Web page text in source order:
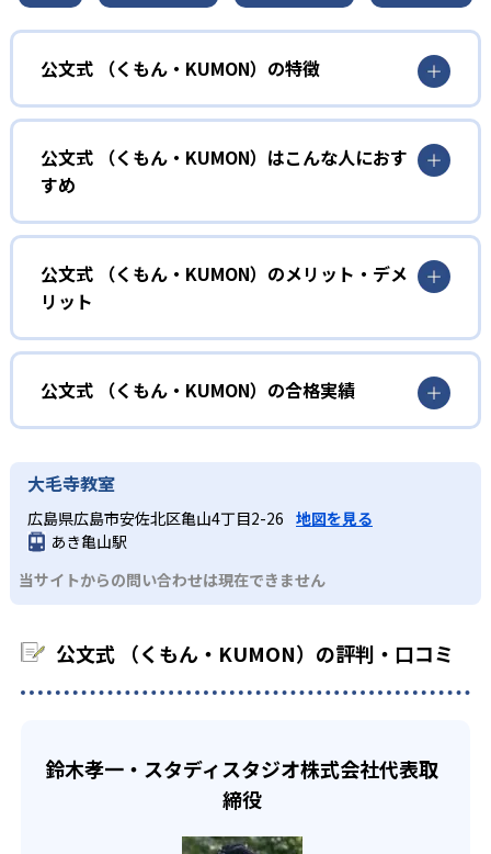
公文式 （くもん・KUMON）の特徴
01
無学年式の学力別学習
KUMONでは、年齢や学年にとらわれずに、一人ひとりの学
力に応じたレベルから学習を始めている。
確実に100点が取れるレベルから少しずつ難易度を上げてい
しさを経験できる。
ルステップで進んでいけるよう工夫されている。このスタ
イルは子どもの学習意欲をかき立てるため、教えてもらう
という受け身の姿勢ではなく、自ら進んで学ぶ姿勢を身に
つけられるだろう。
また、自学学習スタイルで学ぶ子どもたちは、自らの学習
課題に気がつくようになる。学年を超えた範囲も学習でき
るため、早い時期から高校教材に進む生徒もいる。
03 フレキシブルな受講スタイル
でも週2回受講できる。そのため、部活や他の習い事で忙し
らのオンライン受講と通室を組み合わせることも可能だ。
公文式 （くもん・KUMON）はこんな人におす
すめ
幼児
小学校に入る準備をしたい幼児向け
KUMONでは細かいステップに分かれた教材で、わかる楽し
さを経験しながら無理なく力を高めていける。
性格や学習への取り組み姿勢に合わせて内容も調整するた
め、小学校に入ってもつまずきにくい学力を身につけられ
るだろう。
中学に向けて苦手教科を克服したい子ども向け
KUMONでは経験豊富な先生が、子どものやる気を引き出せ
るよう適切なヒントを与えたり、声かけをしたりしてい
少しずつ苦手意識を克服できるだろう。
部活や習い事と両立したい生徒向け
KUMONでは、一人ひとりの学習状況やスケジュールに合わ
宿題の量や進め方に関しては、いつでも気軽に相談可能
だ。
公文式 （くもん・KUMON）のメリット・デメ
リット
どんなメリットがある？
KUMONでは自学自習スタイルで勉強するため、集中力や目
標に向かって頑張りやり抜く力を育むことができる。ま
た、年齢や学年にとらわれずに自分の学力に相応したレベ
ルから学習できるため、難しすぎてやる気を損ねたり、簡
単すぎて退屈することもない。
どんなデメリットがある？
KUMONでは、中高生のクラスでも数学・英語・国語の3教
科に限られるため、その他の教科に関しては他塾を検討す
る必要があるだろう。
公文式 （くもん・KUMON）の合格実績
KUMONは、公式サイトでは合格実績は公開していない。志
わせたい。
大毛寺教室
広島県広島市安佐北区亀山4丁目2-26 地図を見る
あき亀山駅
当サイトからの問い合わせは現在できません
公文式 （くもん・KUMON）の評判・口コミ
鈴木孝一・スタディスタジオ株式会社代表取
締役